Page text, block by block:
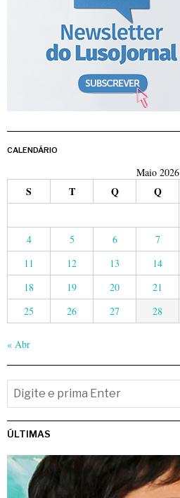
CALENDÁRIO
Maio 2026
S T Q Q
4
5 6 7
11
12 13 14
18
19 20 21
25
26 27 28
« Abr
ÚLTIMAS